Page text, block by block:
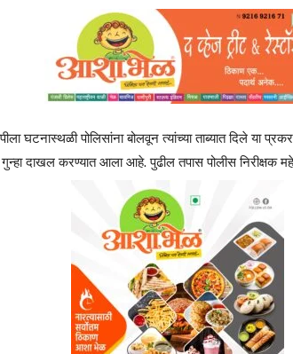
घटनास्थळी पोलिसांना बोलवून त्यांच्या ताब्यात दिले या
दाखल करण्यात आला आहे. पुढील तपास पोलीस निरीक्षक